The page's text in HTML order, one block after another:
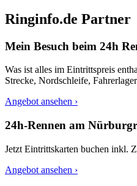
Ringinfo.de Partner
Mein Besuch beim 24h
Was ist alles im Eintrittspreis
Strecke, Nordschleife,
Angebot ansehen ›
24h-Rennen am
Jetzt Eintrittskarten buchen inkl.
Angebot ansehen ›